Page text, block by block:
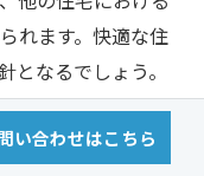
れます。快適な住
となるでしょう。
策
い合わせはこちら